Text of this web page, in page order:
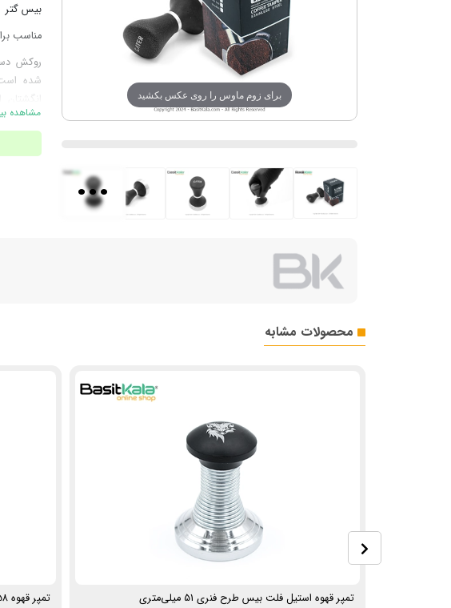
برای زوم ماوس را روی عکس بکشید
...
بیس گتر
مناسب برای
روکش
شده
متناسبی
جنس
مشاهده
محصولات مشابه
تمپر قهوه استیل فلت بیس طرح فنری 51 میلی‌متری تمپر قهوه 58 میلی‌متری ریپل بیس گتر